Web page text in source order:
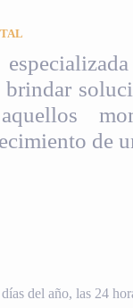
de
del año, las 24